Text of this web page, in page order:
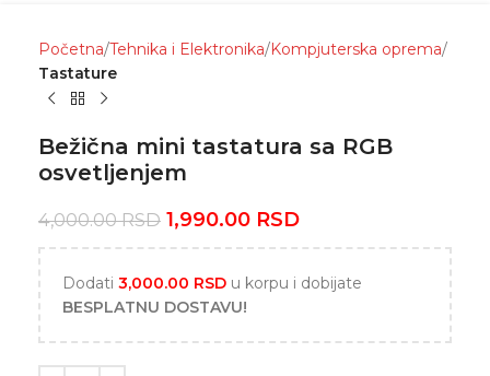
Početna Tehnika i Elektronika Kompjuterska oprema
Tastature
Bežična mini tastatura sa RGB
osvetljenjem
4,000.00RSD 1,990.00 RSD
Dodati 3,000.00 RSD u korpu i dobijate
BESPLATNU DOSTAVU!